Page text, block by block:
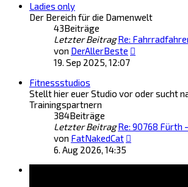
Ladies only
Der Bereich für die Damenwelt
43Beiträge
Letzter Beitrag Re:
von DerAllerBeste
19. Sep 2025, 12:07
Fitnessstudios
Stellt hier euer Studio vor oder sucht
Trainingspartnern
384Beiträge
Letzter Beitrag Re: 90768 Fürth
von FatNakedCat
6. Aug 2026, 14:35